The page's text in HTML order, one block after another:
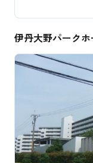
伊丹大野パーク